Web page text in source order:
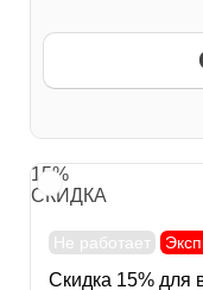
15%
СКИДКА
Не работает
Скидка 15% для